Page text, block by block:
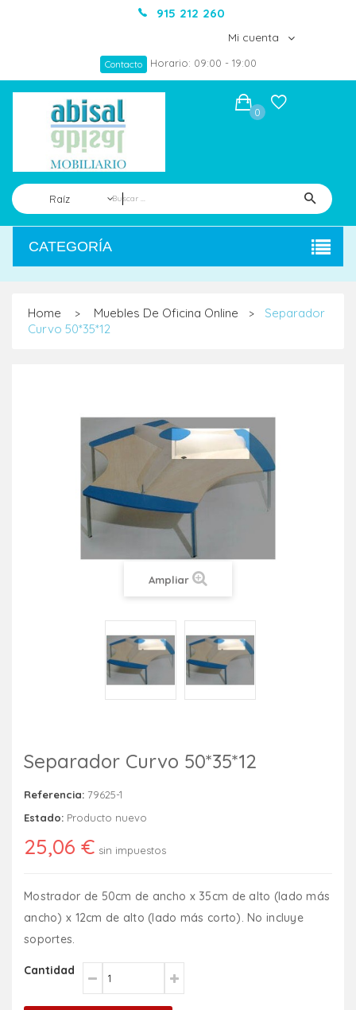
915 212 260
Mi cuenta
Contacto Horario: 09:00 - 19:00
Raíz
0
CATEGORÍA
Home > Muebles De Oficina Online >
Separador
Curvo 50*35*12
Ampliar
Separador Curvo 50*35*12
Referencia: 79625-1
Estado: Producto nuevo
25,06 € sin impuestos
Mostrador de 50cm de ancho x 35cm de alto (lado más
ancho) x 12cm de alto (lado más corto). No incluye
soportes.
Cantidad